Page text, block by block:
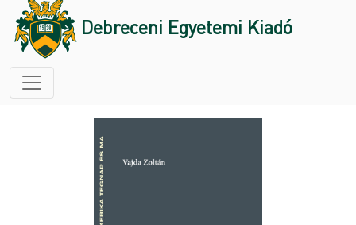
Debreceni Egyetemi Kiadó